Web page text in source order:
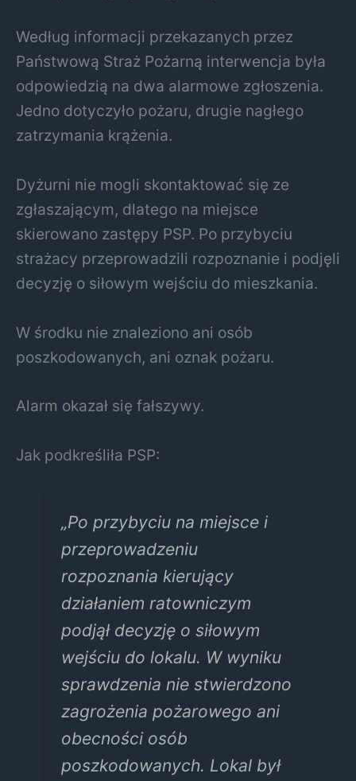
Według informacji przekazanych przez
Państwową Straż Pożarną interwencja była
odpowiedzią na dwa alarmowe zgłoszenia.
Jedno dotyczyło pożaru, drugie nagłego
zatrzymania krążenia.
Dyżurni nie mogli skontaktować się ze
zgłaszającym, dlatego na miejsce
skierowano zastępy PSP. Po przybyciu
strażacy przeprowadzili rozpoznanie i podjęli
decyzję o siłowym wejściu do mieszkania.
W środku nie znaleziono ani osób
poszkodowanych, ani oznak pożaru.
Alarm okazał się fałszywy.
Jak podkreśliła PSP:
„Po przybyciu na miejsce i
przeprowadzeniu
rozpoznania kierujący
działaniem ratowniczym
podjął decyzję o siłowym
wejściu do lokalu. W wyniku
sprawdzenia nie stwierdzono
zagrożenia pożarowego ani
obecności osób
poszkodowanych. Lokal był